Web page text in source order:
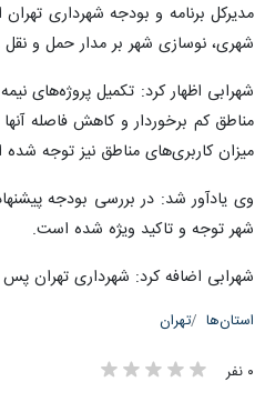
مدیرکل برنامه و بودجه شهرداری
شهری، نوسازی شهر بر مدار حمل و نقل
مناطق کم برخوردار و کاهش فاصله
میزان کاربری‌های مناطق نیز توجه
وی یادآور شد: در بررسی بودجه
شهر توجه و تاکید ویژه شده است.
شهرابی اضافه کرد: شهرداری تهران
استان‌ها تهران
۰ نفر